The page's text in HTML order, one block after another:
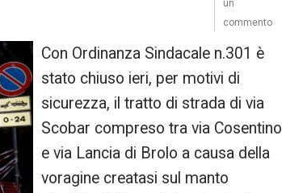
Con Ordinanza Sindacale n.301 è
stato chiuso ieri, per motivi di
sicurezza, il tratto di strada di via
Scobar compreso tra via Cosentino
e via Lancia di Brolo a causa della
voragine creatasi sul manto
un
commento